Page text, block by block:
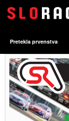
Pretekla prvenstva